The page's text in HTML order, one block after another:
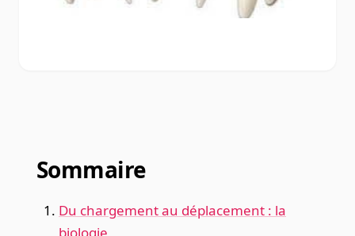
Sommaire
Du chargement au déplacement : la